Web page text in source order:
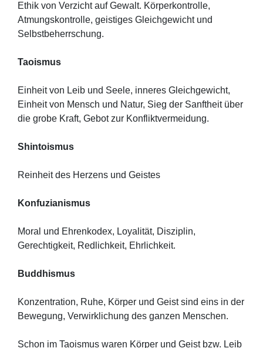
Ethik von Verzicht auf Gewalt. Körperkontrolle,
Atmungskontrolle, geistiges Gleichgewicht und
Selbstbeherrschung.
Taoismus
Einheit von Leib und Seele, inneres Gleichgewicht,
Einheit von Mensch und Natur, Sieg der Sanftheit über
die grobe Kraft, Gebot zur Konfliktvermeidung.
Shintoismus
Reinheit des Herzens und Geistes
Konfuzianismus
Moral und Ehrenkodex, Loyalität, Disziplin,
Gerechtigkeit, Redlichkeit, Ehrlichkeit.
Buddhismus
Konzentration, Ruhe, Körper und Geist sind eins in der
Bewegung, Verwirklichung des ganzen Menschen.
Schon im Taoismus waren Körper und Geist bzw. Leib